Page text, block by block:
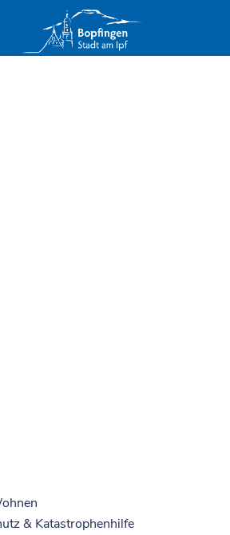
& Katastrophenhilfe